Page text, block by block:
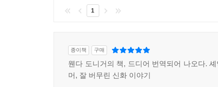
1
종이책 구매
웬다 도니거의 책, 드디어 번역되어 나오다.
머, 잘 버무린 신화 이야기